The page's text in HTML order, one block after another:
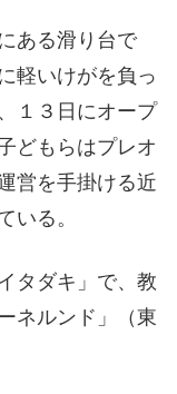
ある滑り台で
軽いけがを負っ
１３日にオープ
どもらはプレオ
営を手掛ける近
いる。
ダキ」で、教
ネルンド」（東